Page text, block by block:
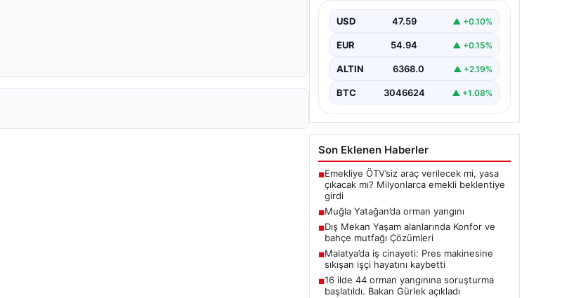
USD 47.59 ▲ +0.10%
EUR 54.94 ▲ +0.15%
ALTIN 6368.0 ▲ +2.19%
BTC 3046624 ▲ +1.08%
Son Eklenen Haberler
■Emekliye ÖTV’siz araç verilecek mi, yasa
çıkacak mı? Milyonlarca emekli beklentiye
girdi
■Muğla Yatağan’da orman yangını
■Dış Mekan Yaşam alanlarında Konfor ve
bahçe mutfağı Çözümleri
■Malatya’da iş cinayeti: Pres makinesine
sıkışan işçi hayatını kaybetti
■16 ilde 44 orman yangınına soruşturma
başlatıldı. Bakan Gürlek açıkladı